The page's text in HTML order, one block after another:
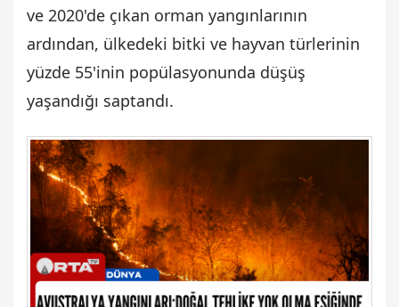
ve 2020'de çıkan orman yangınlarının
ardından, ülkedeki bitki ve hayvan türlerinin
yüzde 55'inin popülasyonunda düşüş
yaşandığı saptandı.